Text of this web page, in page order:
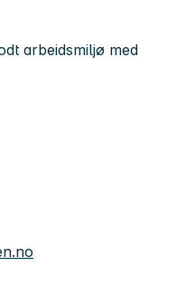
arbeidsmiljø med